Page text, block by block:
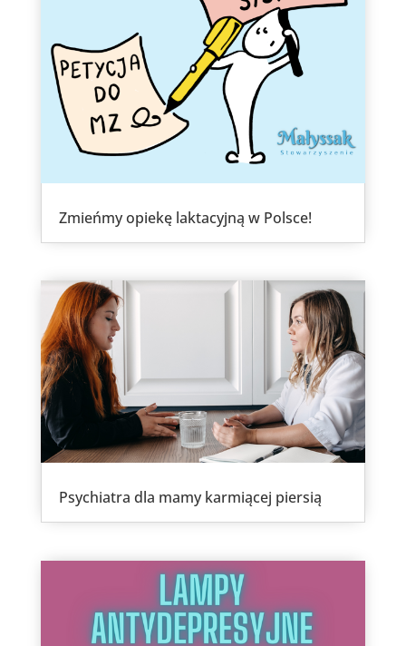
Zmieńmy opiekę laktacyjną w Polsce!
Psychiatra dla mamy karmiącej piersią